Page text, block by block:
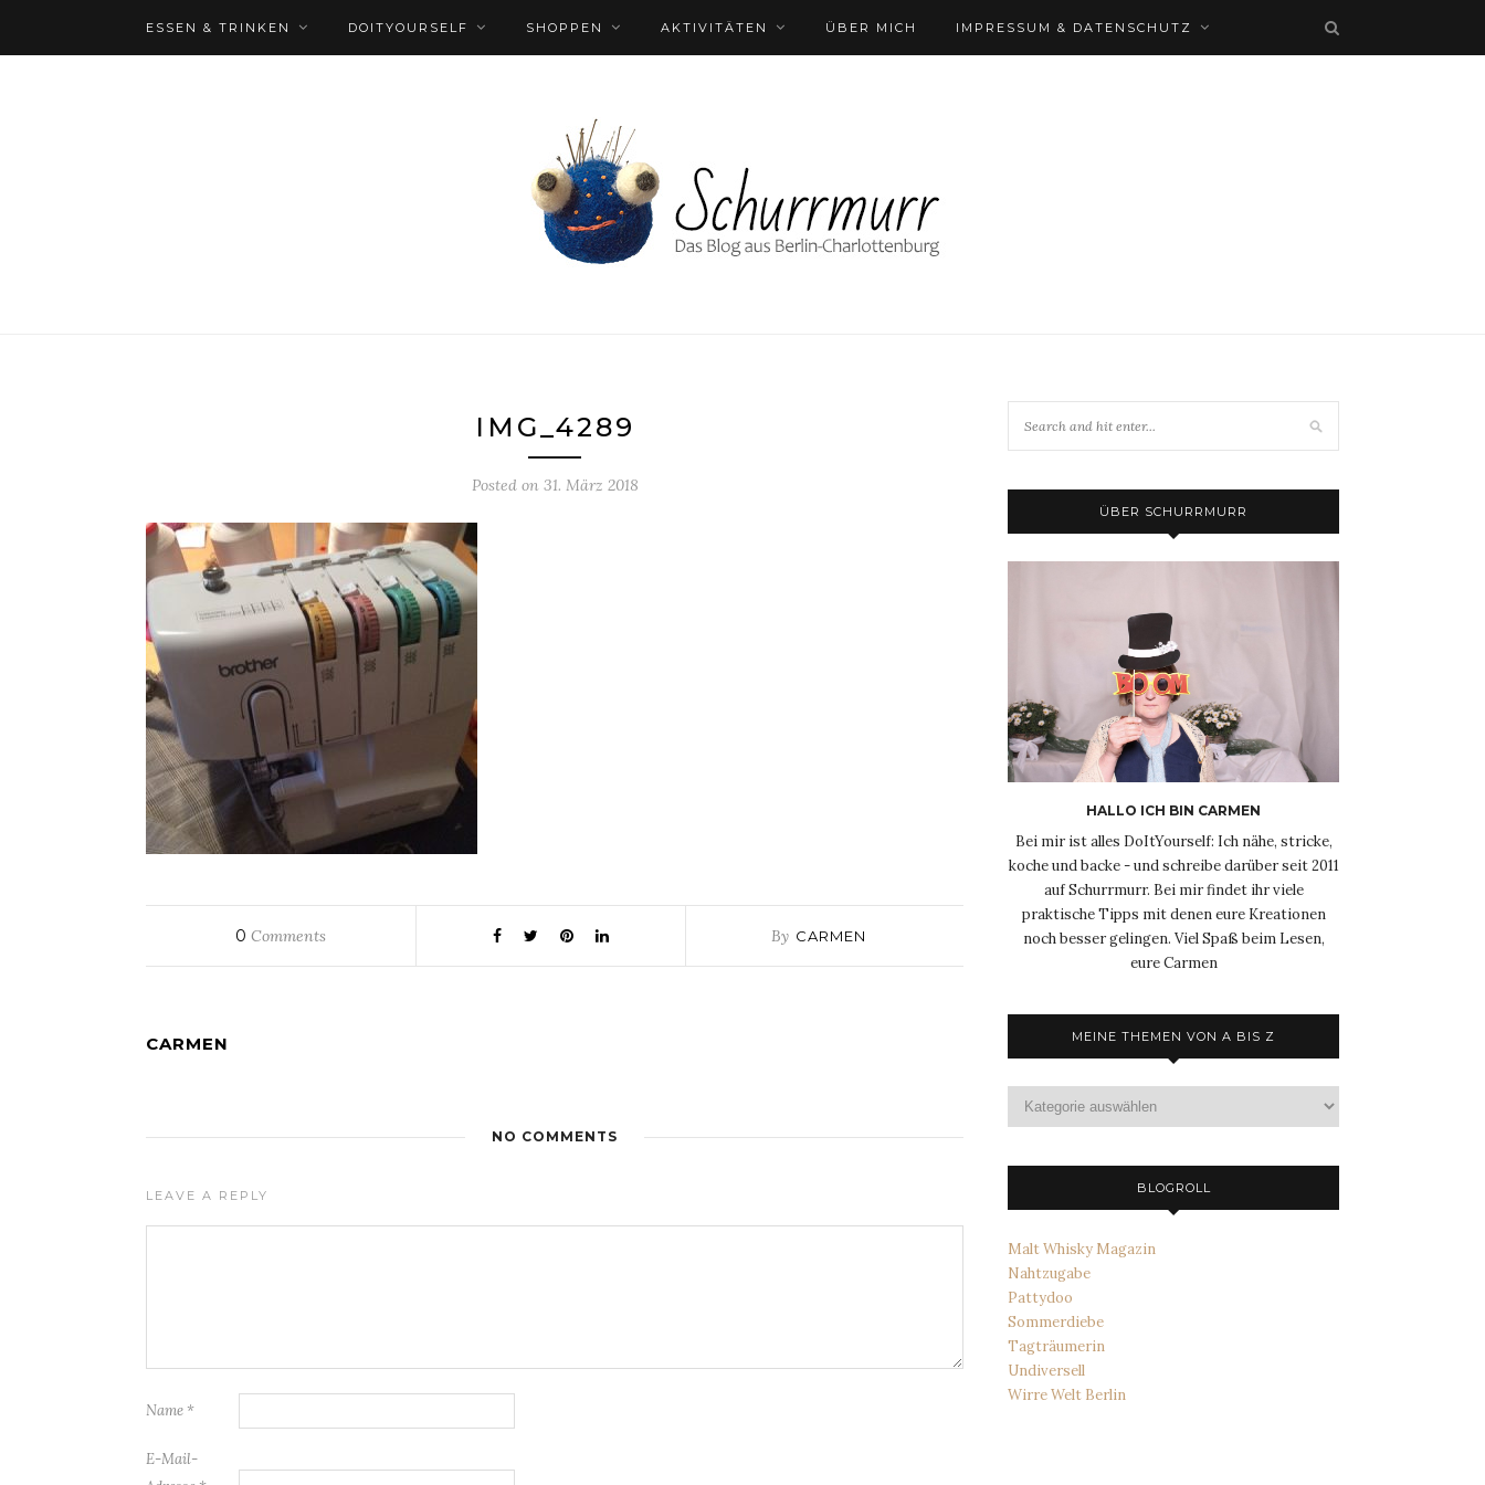
ESSEN & TRINKEN DOITYOURSELF SHOPPEN AKTIVITÄTEN ÜBER MICH IMPRESSUM & DATENSCHUTZ
IMG_4289
Posted on 31. März 2018
0 Comments By CARMEN
CARMEN
NO COMMENTS
LEAVE A REPLY
Name *
E-Mail-
ÜBER SCHURRMURR
HALLO ICH BIN CARMEN
Bei mir ist alles DoItYourself: Ich nähe, stricke,
koche und backe - und schreibe darüber seit 2011
auf Schurrmurr. Bei mir findet ihr viele
praktische Tipps mit denen eure Kreationen
noch besser gelingen. Viel Spaß beim Lesen,
eure Carmen
MEINE THEMEN VON A BIS Z
Themen
BLOGROLL
Malt Whisky Magazin
Nahtzugabe
Pattydoo
Sommerdiebe
Tagträumerin
Undiversell
Wirre Welt Berlin